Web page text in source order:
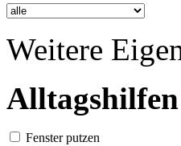
Weitere
Alltagshilfen
Fenster putzen